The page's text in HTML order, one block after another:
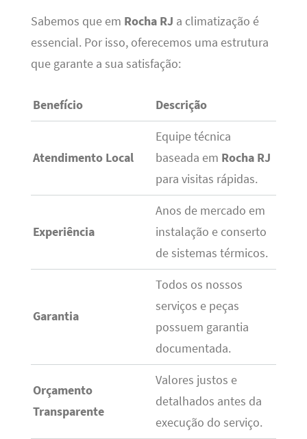
Sabemos que em Rocha RJ a climatização é
essencial. Por isso, oferecemos uma estrutura
que garante a sua satisfação:
Benefício Descrição
Atendimento Local
Equipe técnica
baseada em Rocha RJ
para visitas rápidas.
Experiência
Anos de mercado em
instalação e conserto
de sistemas térmicos.
Garantia
Todos os nossos
serviços e peças
possuem garantia
documentada.
Orçamento
Transparente
Valores justos e
detalhados antes da
execução do serviço.